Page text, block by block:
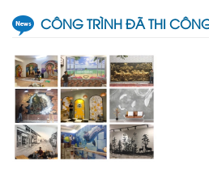
CÔNG TRÌNH ĐÃ THI